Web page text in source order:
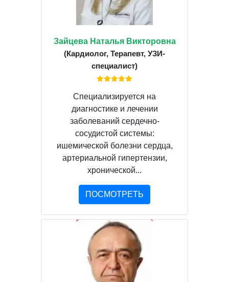
Зайцева Наталья Викторовна
(Кардиолог, Терапевт, УЗИ-
специалист)
Специализируется на
диагностике и лечении
заболеваний сердечно-
сосудистой системы:
ишемической болезни сердца,
артериальной гипертензии,
хронической...
ПОСМОТРЕТЬ